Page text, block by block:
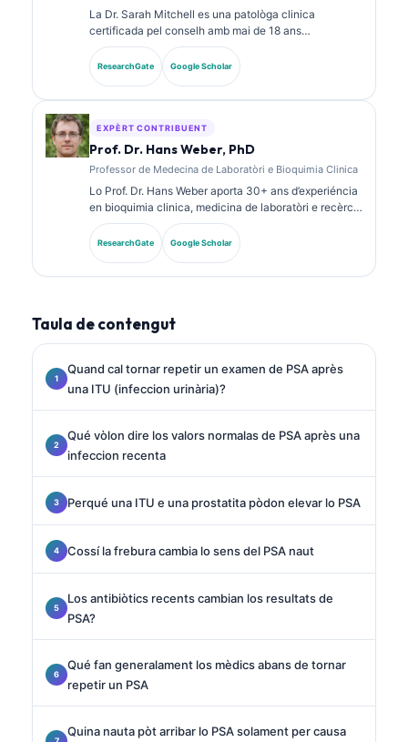
La Dr. Sarah Mitchell es una patològa clinica
certificada pel conselh amb mai de 18 ans
d’experiéncia en medicina de laboratòri e analisi
diagnostica. Tèn de certificacions d’especialitat en
quimia clinica e a publicat fòrça sus de panèls de
ResearchGate Google Scholar
EXPÈRT CONTRIBUENT
Prof. Dr. Hans Weber, PhD
Professor de Medecina de Laboratòri e Bioquimia Clinica
Lo Prof. Dr. Hans Weber aporta 30+ ans d’experiéncia
en bioquimia clinica, medicina de laboratòri e recèrca
sus biomarcadors. Ancià President de la Societat
Alemana de Quimia Clinica, se especializa dins
l’analisi de panèls diagnostics, la standardizacion dels
ResearchGate Google Scholar
Taula de contengut
Quand cal tornar repetir un examen de PSA après
una ITU (infeccion urinària)?
Qué vòlon dire los valors normalas de PSA après una
infeccion recenta
Perqué una ITU e una prostatita pòdon elevar lo PSA
Cossí la frebura cambia lo sens del PSA naut
Los antibiòtics recents cambian los resultats de
PSA?
Qué fan generalament los mèdics abans de tornar
repetir un PSA
Quina nauta pòt arribar lo PSA solament per causa